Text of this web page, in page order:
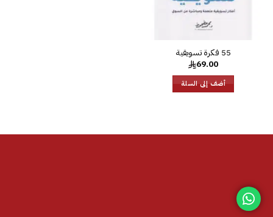
‎55 فكرة تسويقية
69.00
أضف إلى السلة